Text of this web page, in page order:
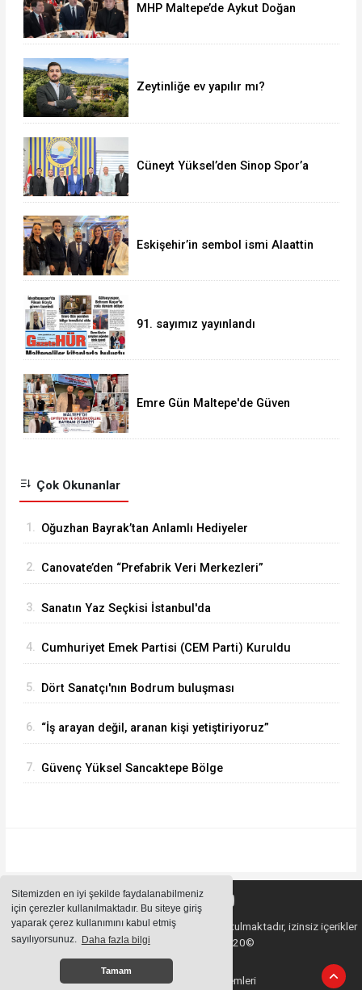
Sitemizden en iyi şekilde faydalanabilmeniz
için çerezler kullanılmaktadır. Bu siteye giriş
yaparak çerez kullanımını kabul etmiş
sayılıyorsunuz. Daha fazla bilgi
Tamam
MHP Maltepe’de Aykut Doğan
Zeytinliğe ev yapılır mı?
Cüneyt Yüksel’den Sinop Spor’a
Eskişehir’in sembol ismi Alaattin
91. sayımız yayınlandı
Emre Gün Maltepe'de Güven
Çok Okunanlar
1. Oğuzhan Bayrak’tan Anlamlı Hediyeler
2. Canovate’den “Prefabrik Veri Merkezleri”
3. Sanatın Yaz Seçkisi İstanbul'da
4. Cumhuriyet Emek Partisi (CEM Parti) Kuruldu
5. Dört Sanatçı'nın Bodrum buluşması
6. “İş arayan değil, aranan kişi yetiştiriyoruz”
7. Güvenç Yüksel Sancaktepe Bölge
Sitemizde bulunan içeriklerin tüm hakları saklı tutulmaktadır, izinsiz içerikler
kullanılamaz. Copyright 2020©
Haber Yazılımı: Haber Sistemleri